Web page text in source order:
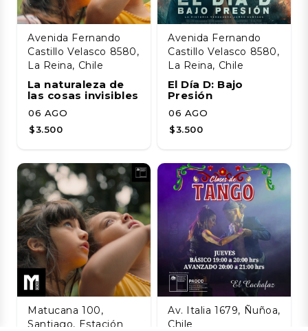
Avenida Fernando
Castillo Velasco 8580,
La Reina, Chile
La naturaleza de
las cosas invisibles
06 AGO
$3.500
Avenida Fernando
Castillo Velasco 8580,
La Reina, Chile
El Día D: Bajo
Presión
06 AGO
$3.500
Matucana 100,
Santiago, Estación
Av. Italia 1679, Ñuñoa,
Chile